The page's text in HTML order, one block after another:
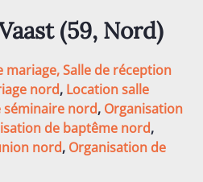
(59, Nord)
mariage,Salle de réception
nord, Location salle
séminaire nord, Organisation
de baptême nord,
nord, Organisation de